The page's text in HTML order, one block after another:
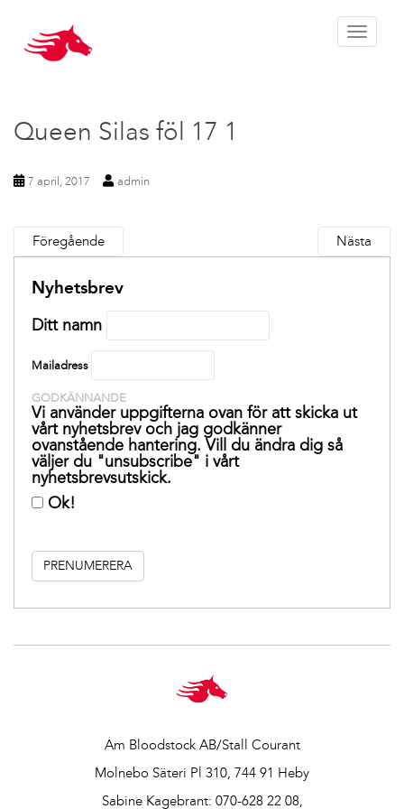
Toggle
Queen Silas föl 17 1
7 april, 2017 admin
Föregående Nästa
Nyhetsbrev
Ditt namn
Mailadress
GODKÄNNANDE
Vi använder uppgifterna ovan för att skicka ut
vårt nyhetsbrev och jag godkänner
ovanstående hantering. Vill du ändra dig så
väljer du "unsubscribe" i vårt
nyhetsbrevsutskick.
Ok!
Am Bloodstock AB/Stall Courant
Molnebo Säteri Pl 310, 744 91 Heby
Sabine Kagebrant: 070-628 22 08,